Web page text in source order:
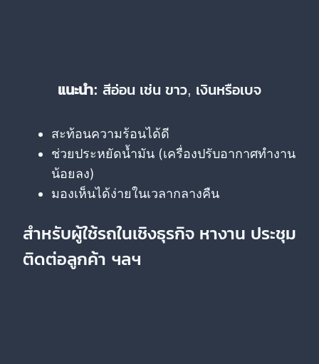
แนะนำ: สีอ่อน เช่น ขาว, เงินหรือเบจ
สะท้อนความร้อนได้ดี
ช่วยประหยัดน้ำมัน (เครื่องปรับอากาศทำงาน
น้อยลง)
มองเห็นได้ง่ายในเวลากลางคืน
สำหรับผู้ใช้รถในเชิงธุรกิจ หางาน ประชุม
ติดต่อลูกค้า ฯลฯ